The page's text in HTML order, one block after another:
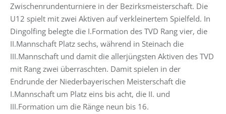
Zwischenrundenturniere in der Bezirksmeisterschaft. Die
U12 spielt mit zwei Aktiven auf verkleinertem Spielfeld. In
Dingolfing belegte die I.Formation des TVD Rang vier, die
II.Mannschaft Platz sechs, während in Steinach die
III.Mannschaft und damit die allerjüngsten Aktiven des TVD
mit Rang zwei überraschten. Damit spielen in der
Endrunde der Niederbayerischen Meisterschaft die
I.Mannschaft um Platz eins bis acht, die II. und
III.Formation um die Ränge neun bis 16.